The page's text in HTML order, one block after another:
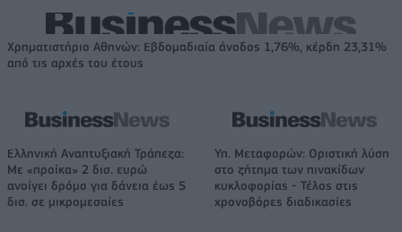
Χρηματιστήριο Αθηνών: Εβδομαδιαία άνοδος 1,76%, κέρδη 23,31%
από τις αρχές του έτους
Ελληνική Αναπτυξιακή Τράπεζα:
Με «προίκα» 2 δισ. ευρώ
ανοίγει δρόμο για δάνεια έως 5
δισ. σε μικρομεσαίες
Υπ. Μεταφορών: Οριστική λύση
στο ζήτημα των πινακίδων
κυκλοφορίας - Τέλος στις
χρονοβόρες διαδικασίες